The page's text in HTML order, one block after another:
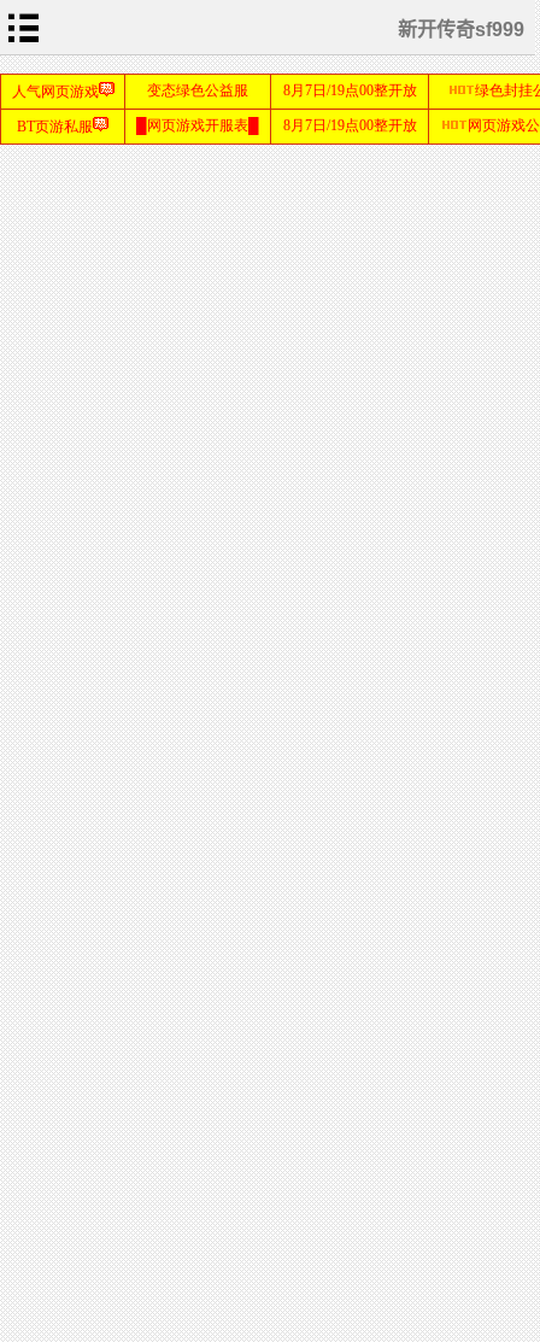
新开传奇sf999
首
页
新
开
传
奇
1.76
单
职
业
传
奇
sf999
发布
网